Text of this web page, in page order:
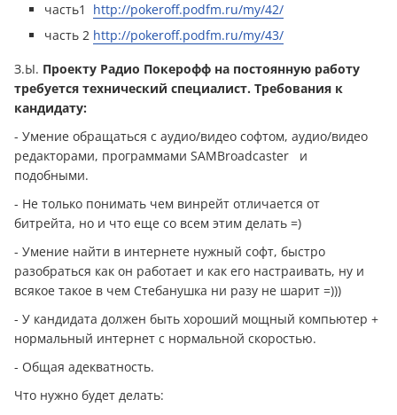
часть1 http://pokeroff.podfm.ru/my/42/
часть 2 http://pokeroff.podfm.ru/my/43/
З.Ы. Проекту Радио Покерофф на постоянную работу
требуется технический специалист. Требования к
кандидату:
- Умение обращаться с аудио/видео софтом, аудио/видео
редакторами, программами SAMBroadcaster и
подобными.
- Не только понимать чем винрейт отличается от
битрейта, но и что еще со всем этим делать =)
- Умение найти в интернете нужный софт, быстро
разобраться как он работает и как его настраивать, ну и
всякое такое в чем Стебанушка ни разу не шарит =)))
- У кандидата должен быть хороший мощный компьютер +
нормальный интернет с нормальной скоростью.
- Общая адекватность.
Что нужно будет делать: